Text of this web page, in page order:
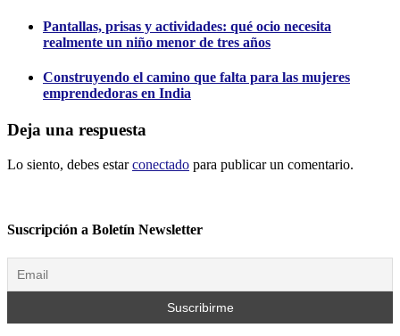
Pantallas, prisas y actividades: qué ocio necesita
realmente un niño menor de tres años
Construyendo el camino que falta para las mujeres
emprendedoras en India
Deja una respuesta
Lo siento, debes estarconectado para publicar un comentario.
Suscripción a Boletín Newsletter